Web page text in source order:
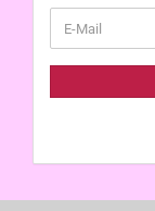
ZUR
E-
Mail